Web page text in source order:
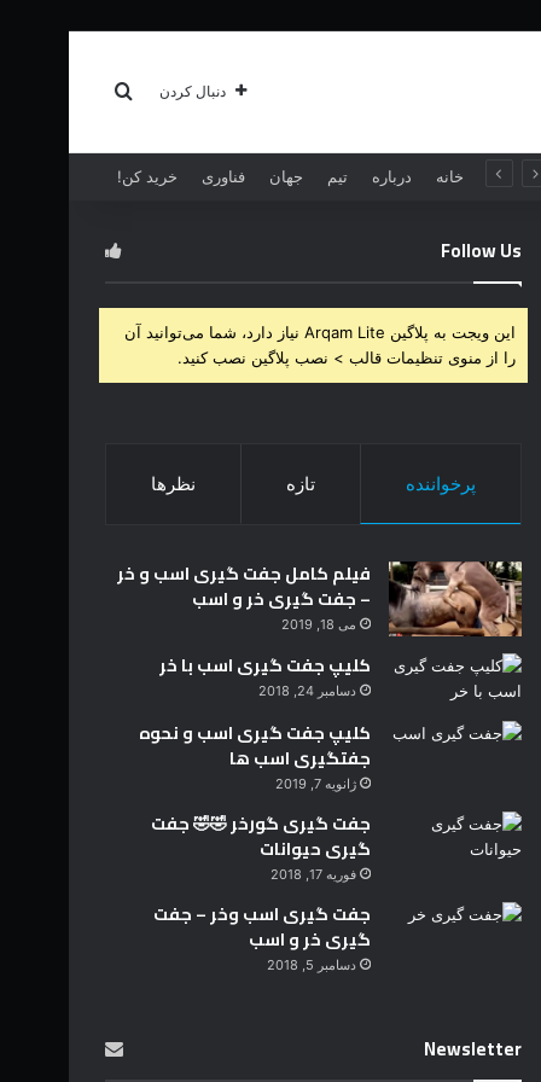
دنبال کردن
خانه درباره تیم جهان فناوری خرید کن!
Follow Us
این ویجت به پلاگین Arqam Lite نیاز دارد، شما می‌توانید آن
را از منوی تنظیمات قالب > نصب پلاگین نصب کنید.
پرخواننده تازه نظرها
فیلم کامل جفت گیری اسب و خر
– جفت گیری خر و اسب
می 18, 2019
کلیپ جفت گیری اسب با خر
دسامبر 24, 2018
کلیپ جفت گیری اسب و نحوه
جفتگیری اسب ها
ژانویه 7, 2019
جفت گیری گورخر 🤣🤣 جفت
گیری حیوانات
فوریه 17, 2018
جفت گیری اسب وخر – جفت
گیری خر و اسب
دسامبر 5, 2018
Newsletter